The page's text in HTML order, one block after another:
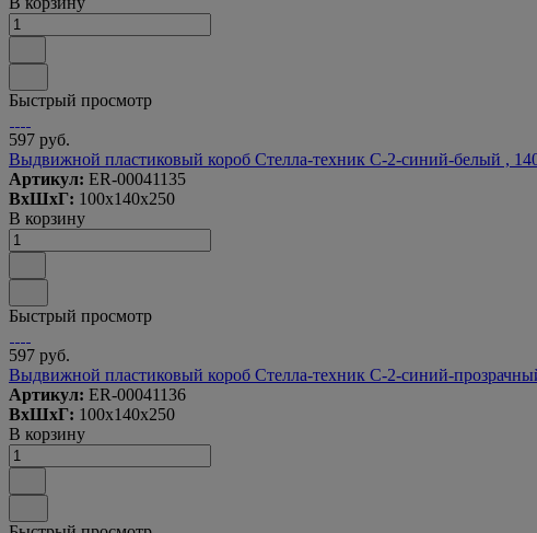
Быстрый просмотр
597 руб.
Выдвижной пластиковый короб Стелла-техник С-2-синий-белый ,
Артикул: ER-00041135
ВxШxГ: 100x140x250
В корзину
Быстрый просмотр
597 руб.
Выдвижной пластиковый короб Стелла-техник С-2-синий-
Артикул: ER-00041136
ВxШxГ: 100x140x250
В корзину